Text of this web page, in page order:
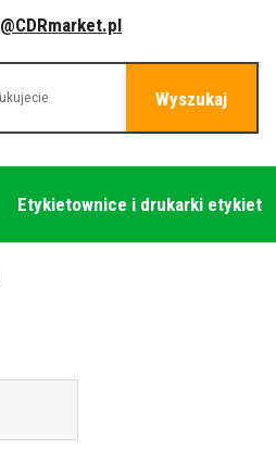
Wyszukaj
Etykietownice i drukarki etykiet